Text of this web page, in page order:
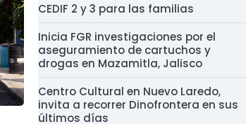
CEDIF 2 y 3 para las familias
Inicia FGR investigaciones por el
aseguramiento de cartuchos y
drogas en Mazamitla, Jalisco
Centro Cultural en Nuevo Laredo,
invita a recorrer Dinofrontera en sus
últimos días